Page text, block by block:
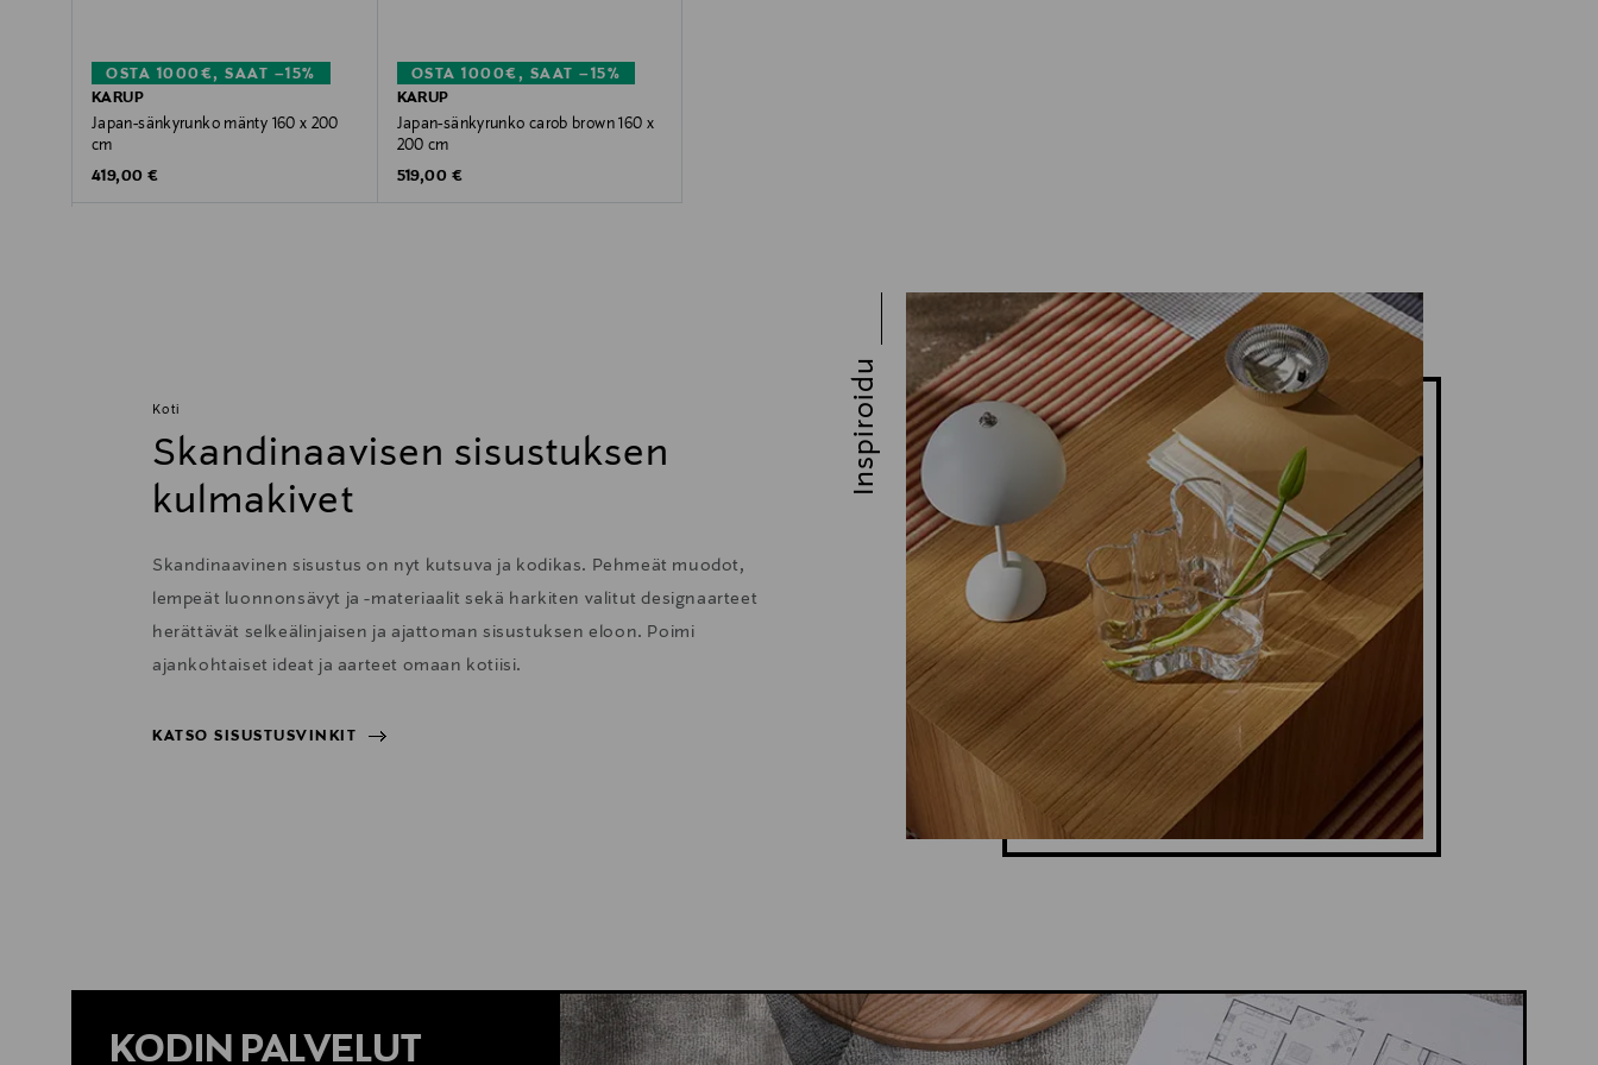
OSTA 1000€, SAAT –15%
KARUP
Japan-sänkyrunko mänty 160 x 200
cm
Original Price
419,00 €
OSTA 1000€, SAAT –15%
KARUP
Japan-sänkyrunko carob brown 160 x
200 cm
Original Price
519,00 €
Koti
Skandinaavisen sisustuksen
kulmakivet
Skandinaavinen sisustus on nyt kutsuva ja kodikas. Pehmeät muodot,
lempeät luonnonsävyt ja -materiaalit sekä harkiten valitut designaarteet
herättävät selkeälinjaisen ja ajattoman sisustuksen eloon. Poimi
ajankohtaiset ideat ja aarteet omaan kotiisi.
KATSO SISUSTUSVINKIT
Inspiroidu
KODIN PALVELUT